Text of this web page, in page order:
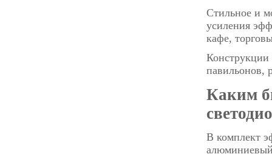
Стильное и
усиления
кафе,
Конструкции
павильонов,
Каким
В комплект